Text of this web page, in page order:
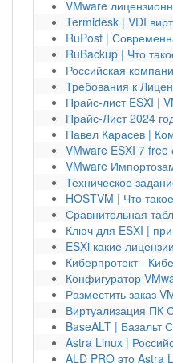
VMware
Termidesk | VDI
RuPost |
RuBackup | Что
Российская
Требования к
Прайс-лист ESXI |
Прайс-Лист 2024
Павел Карасев |
VMware ESXI 7 free
VMware
Техническое
HOSTVM | Что
Сравнительная
Ключ для ESXI |
ESXi какие
Киберпротект -
Конфигуратор
Разместить заказ
Виртуализация ПК
BaseALT | Базальт
Astra Linux |
ALD PRO это Astra